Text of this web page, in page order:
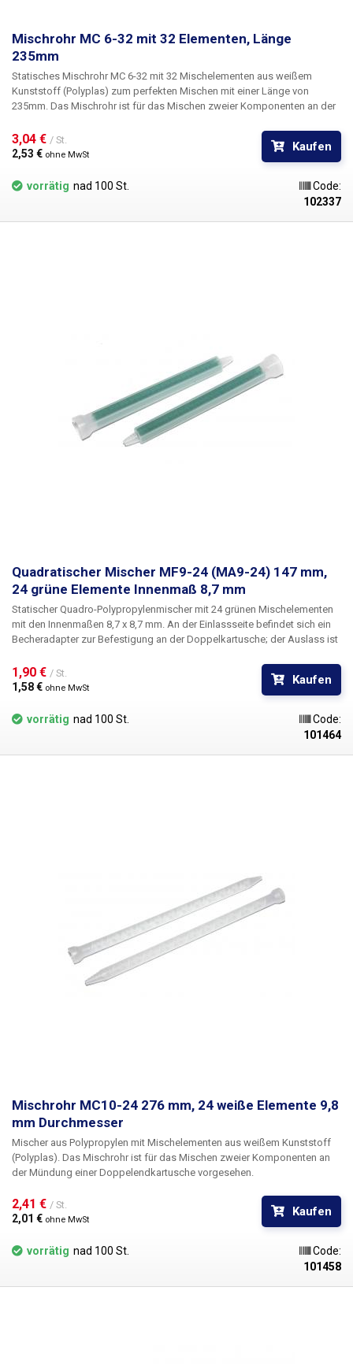
Mischrohr MC 6-32 mit 32 Elementen, Länge
235mm
Statisches Mischrohr MC 6-32 mit 32 Mischelementen aus weißem
Kunststoff (Polyplas) zum perfekten Mischen mit einer Länge von
235mm. Das Mischrohr ist für das Mischen zweier Komponenten an der
3,04 € / St.
2,53 € ohne MwSt
Kaufen
vorrätig nad 100 St.
Code:
102337
Quadratischer Mischer MF9-24 (MA9-24) 147 mm,
24 grüne Elemente Innenmaß 8,7 mm
Statischer Quadro-Polypropylenmischer mit 24 grünen Mischelementen
mit den Innenmaßen 8,7 x 8,7 mm. An der Einlassseite befindet sich ein
Becheradapter zur Befestigung an der Doppelkartusche; der Auslass ist
1,90 € / St.
1,58 € ohne MwSt
Kaufen
vorrätig nad 100 St.
Code:
101464
Mischrohr MC10-24 276 mm, 24 weiße Elemente 9,8
mm Durchmesser
Mischer aus Polypropylen mit Mischelementen aus weißem Kunststoff
(Polyplas). Das Mischrohr ist für das Mischen zweier Komponenten an
der Mündung einer Doppelendkartusche vorgesehen.
2,41 € / St.
2,01 € ohne MwSt
Kaufen
vorrätig nad 100 St.
Code:
101458